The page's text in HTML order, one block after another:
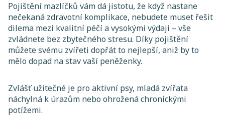
Pojištění mazlíčků vám dá jistotu, že když nastane
nečekaná zdravotní komplikace, nebudete muset řešit
dilema mezi kvalitní péčí a vysokými výdaji – vše
zvládnete bez zbytečného stresu. Díky pojištění
můžete svému zvířeti dopřát to nejlepší, aniž by to
mělo dopad na stav vaší peněženky.
Zvlášť užitečné je pro aktivní psy, mladá zvířata
náchylná k úrazům nebo ohrožená chronickými
potížemi.